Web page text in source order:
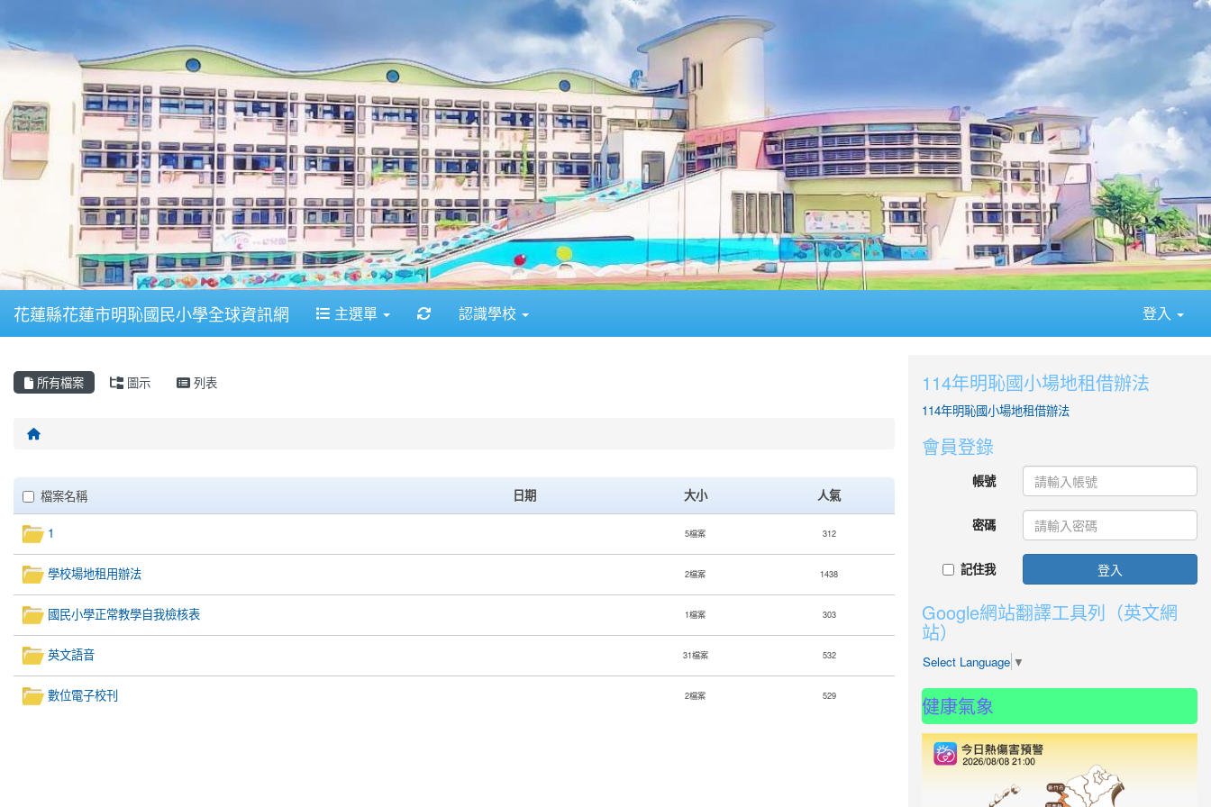
花蓮縣花蓮市明恥國民小學全球資訊網 主選單 重新取得佈景設定
認識學校 登入
所有檔案 圖示 列表
回首頁
Files List
clickAll
檔案名稱 日期 大小 人氣
1 5檔案 312
學校場地租用辦法 2檔案 1438
國民小學正常教學自我檢核表 1檔案 303
英文語音 31檔案 532
數位電子校刊 2檔案 529
114年明恥國小場地租借辦法
114年明恥國小場地租借辦法
會員登錄
帳號
密碼
記住我 登入
Google網站翻譯工具列（英文網
站）
Select Language ▼
健康氣象